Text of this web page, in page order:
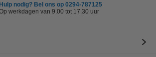
Hulp nodig? Bel ons op 0294-787125
werkdagen van 9.00 tot 17.30 uur